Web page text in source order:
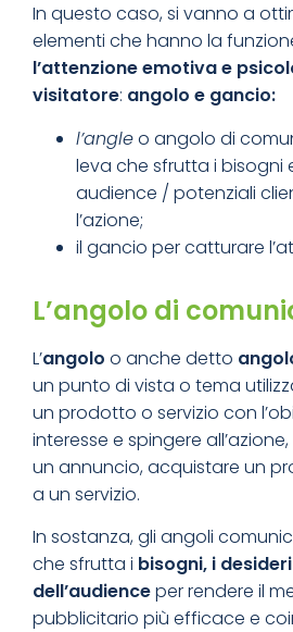
In questo caso, si vanno a
elementi che hanno la
l’attenzione emotiva e
visitatore: angolo e gancio:
l’angleo angolo di
leva che sfrutta i bisogni
audience / potenziali
l’azione;
il gancio per catturare
L’angolo di
L’angolo o anche detto
un punto di vista o tema
un prodotto o servizio con
interesse e spingere
un annuncio, acquistare un
a un servizio.
In sostanza, gli angoli
che sfrutta i bisogni, i
dell’audienceper rendere il
pubblicitario più efficace e